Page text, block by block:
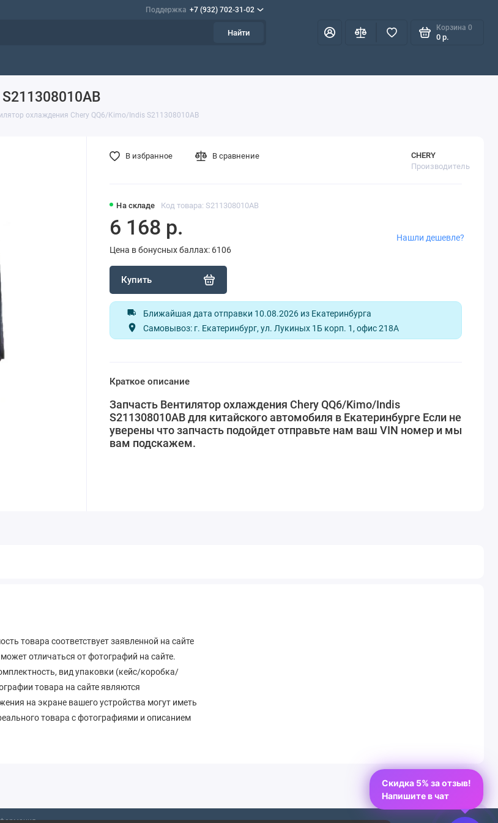
Поддержка +7 (932) 702-31-02
Найти
Корзина 0
0 р.
охлаждения Chery QQ6/Kimo/Indis S211308010AB
На складе Код товара: S211308010AB
CHERY
Производитель
6 168 р.
Цена в бонусных баллах: 6106
Купить
Нашли дешевле?
Ближайшая дата отправки 10.08.2026 из Екатеринбурга
Самовывоз: г. Екатеринбург, ул. Лукиных 1Б корп. 1, офис 218А
В избранное В сравнение
Краткое описание
Запчасть Вентилятор охлаждения Chery QQ6/Kimo/Indis
S211308010AB для китайского автомобиля в Екатеринбурге Если не
уверены что запчасть подойдет отправьте нам ваш VIN номер и мы
вам подскажем.
товара соответствует заявленной на сайте
отличаться от фотографий на сайте.
вид упаковки (кейс/коробка/
товара на сайте являются
на экране вашего устройства могут иметь
товара с фотографиями и описанием
Скидка 5% за отзыв!
Напишите в чат